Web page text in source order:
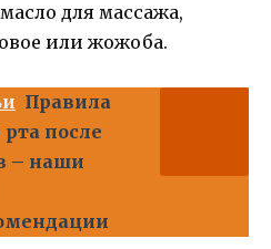
для массажа,
или жожоба.
Правила
после
– наши